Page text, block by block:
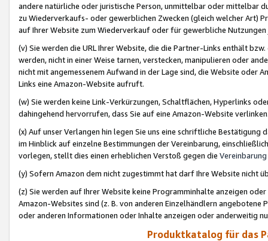
andere natürliche oder juristische Person, unmittelbar oder mittelbar
zu Wiederverkaufs- oder gewerblichen Zwecken (gleich welcher Art)
auf Ihrer Website zum Wiederverkauf oder für gewerbliche
(v) Sie werden die URL Ihrer Website, die die Partner-Links enthält
werden, nicht in einer Weise tarnen, verstecken, manipulieren oder
nicht mit angemessenem Aufwand in der Lage sind, die Website oder
Links eine Amazon-Website aufruft.
(w) Sie werden keine Link-Verkürzungen, Schaltflächen, Hyperlinks
dahingehend hervorrufen, dass Sie auf eine Amazon-Website
(x) Auf unser Verlangen hin legen Sie uns eine schriftliche
im Hinblick auf einzelne Bestimmungen der Vereinbarung,
vorlegen, stellt dies einen erheblichen Verstoß gegen die Vereinbarung
(y) Sofern Amazon dem nicht zugestimmt hat darf Ihre Website nicht
(z) Sie werden auf Ihrer Website keine Programminhalte anzeigen
Amazon-Websites sind (z. B. von anderen Einzelhändlern
oder anderen Informationen oder Inhalte anzeigen oder anderweitig
Produktkatalog für das